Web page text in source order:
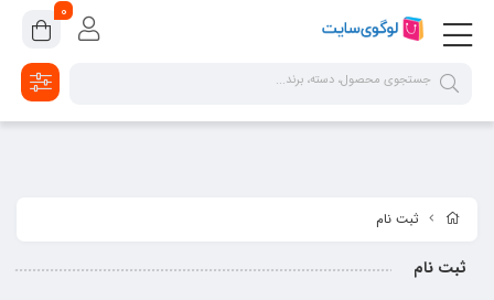
google-site-verification=2dpsKhLIIAHaFZv7ls8lTUR9x1vsg8CYawLf8yMaX1s
ثبت نام
ثبت نام
0